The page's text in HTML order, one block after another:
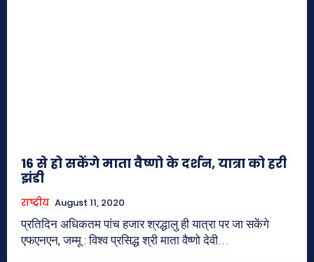
16 से हो सकेंगे माता वैष्णो के दर्शन, यात्रा को हरी
झंडी
राष्ट्रीय August 11, 2020
प्रतिदिन अधिकतम पांच हजार श्रद्धालु ही यात्रा पर जा सकेंगे
एफएनएन, जम्मू : विश्व प्रसिद्ध श्री माता वैष्णो देवी...